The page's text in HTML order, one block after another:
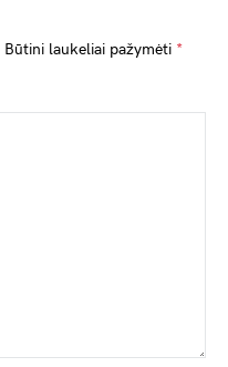
Būtini laukeliai pažymėti *